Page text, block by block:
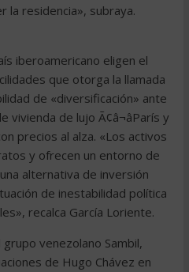
la residencia», subraya.
iberoamericano eligen el
que otorga la llamada
de «diversificación» ante
de lujo Ã¢â¬âParís y
precios al alza. «Los activos
y ofrecen un entorno de
alternativa de inversión
de inestabilidad política
recalca García Loriente.
venezolano Sambil,
de Hugo Chávez en